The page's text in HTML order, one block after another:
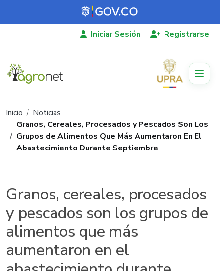
Pasar al contenido principal
Iniciar Sesión Registrarse
Ruta de navegación
Inicio
Noticias
Granos, Cereales, Procesados y Pescados Son Los
Grupos de Alimentos Que Más Aumentaron En El
Abastecimiento Durante Septiembre
Granos, cereales, procesados
y pescados son los grupos de
alimentos que más
aumentaron en el